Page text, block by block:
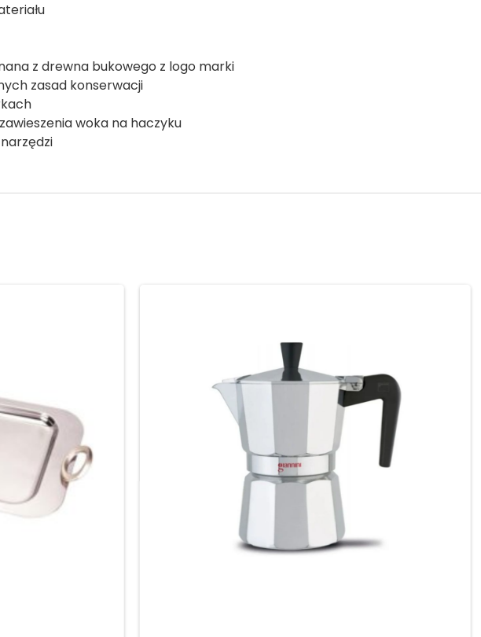
z drewna bukowego z logo marki
zasad konserwacji
woka na haczyku